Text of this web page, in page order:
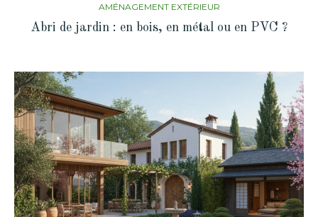
AMÉNAGEMENT EXTÉRIEUR
Abri de jardin : en bois, en métal ou en PVC ?